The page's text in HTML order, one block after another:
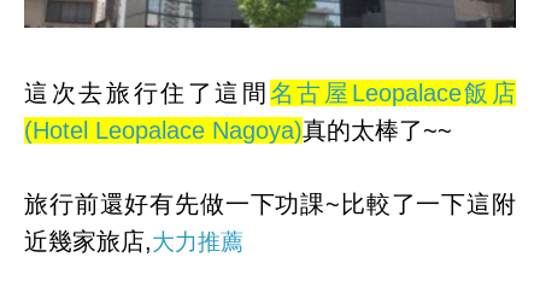
這次去旅行住了這間 名古屋Leopalace飯店
(Hotel Leopalace Nagoya)真的太棒了~~
旅行前還好有先做一下功課~比較了一下這附
近幾家旅店,大力推薦